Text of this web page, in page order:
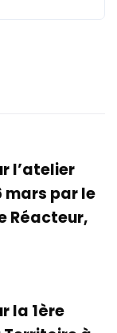
l’atelier
mars par le
Réacteur,
la 1ère